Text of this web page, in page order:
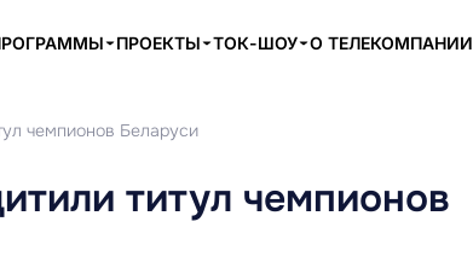
ПРОЕКТЫ ТОК-ШОУ О ТЕЛЕКОМПАНИИ
чемпионов Беларуси
титул чемпионов